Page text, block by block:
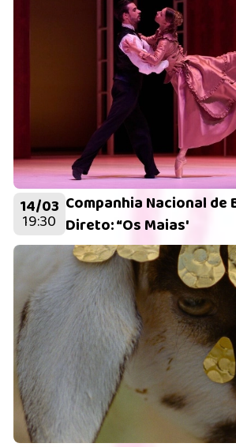
14/03
19:30
Companhia Nacional de
Direto: “Os Maias'